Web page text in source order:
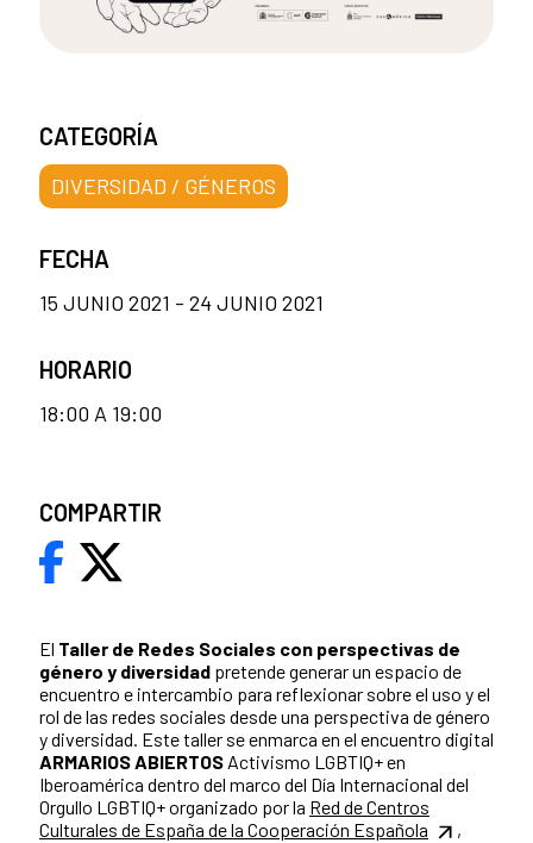
El Taller de Redes Sociales con perspectivas de
género y diversidad pretende generar un espacio de
encuentro e intercambio para reflexionar sobre el uso y el
rol de las redes sociales desde una perspectiva de género
y diversidad. Este taller se enmarca en el encuentro digital
ARMARIOS ABIERTOS Activismo LGBTIQ+ en
Iberoamérica dentro del marco del Día Internacional del
Orgullo LGBTIQ+ organizado por la Red de Centros
Culturales de España de la Cooperación Española
,
CATEGORÍA
DIVERSIDAD / GÉNEROS
FECHA
15 JUNIO 2021 - 24 JUNIO 2021
HORARIO
18:00 A 19:00
COMPARTIR